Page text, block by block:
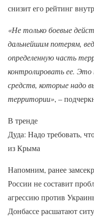
снизит его рейтинг
«Не только боевые
дальнейшим потерям,
определенную часть
контролировать ее. Это
средств, которые надо
территории», –
В тренде
Дуда: Надо требовать,
из Крыма
Напомним, ранее
России не составит
агрессию против
Донбассе расшатают